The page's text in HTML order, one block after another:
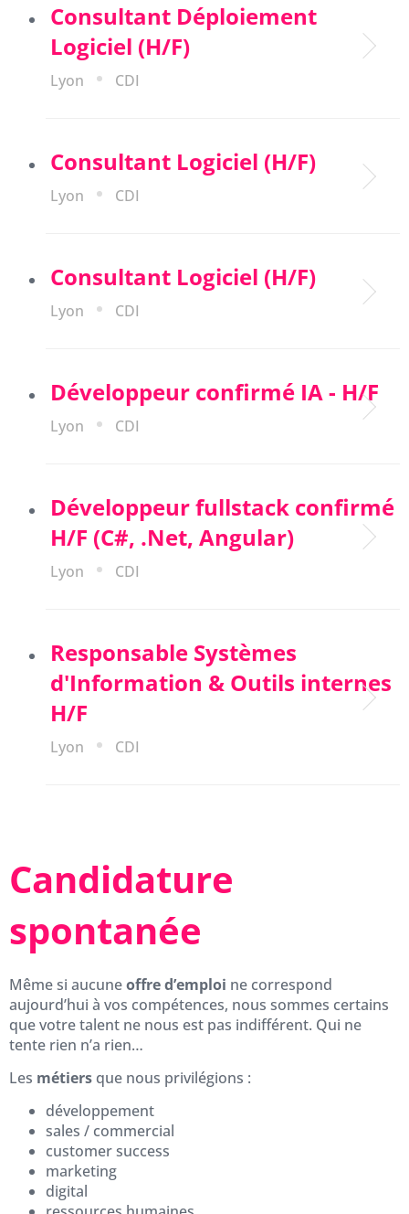
Consultant Déploiement
Logiciel (H/F)
Lyon CDI
Consultant Logiciel (H/F)
Lyon CDI
Consultant Logiciel (H/F)
Lyon CDI
Développeur confirmé IA - H/F
Lyon CDI
Développeur fullstack confirmé
H/F (C#, .Net, Angular)
Lyon CDI
Responsable Systèmes
d'Information & Outils internes
H/F
Lyon CDI
Candidature
spontanée
Même si aucuneoffre d’emploi ne correspond
aujourd’hui à vos compétences, nous sommes certains
que votre talent ne nous est pas indifférent. Qui ne
tente rien n’a rien…
Les métiers que nous privilégions :
développement
sales / commercial
customer success
marketing
digital